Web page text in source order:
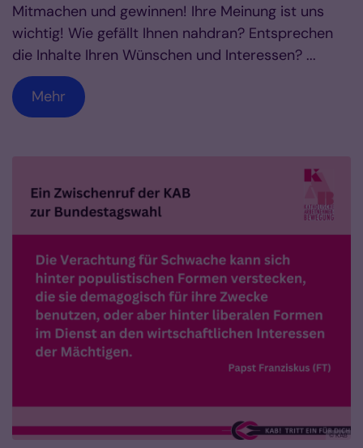
Mitmachen und gewinnen! Ihre Meinung ist uns
wichtig! Wie gefällt Ihnen nahdran? Entsprechen
die Inhalte Ihren Wünschen und Interessen? ...
Mehr
© KAB